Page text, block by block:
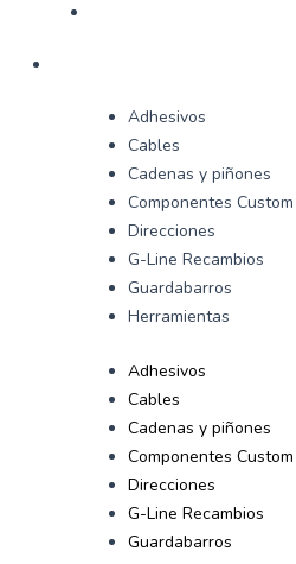
Adhesivos
Cables
Cadenas y piñones
Componentes Custom
Direcciones
G-Line Recambios
Guardabarros
Herramientas
Adhesivos
Cables
Cadenas y piñones
Componentes Custom
Direcciones
G-Line Recambios
Guardabarros